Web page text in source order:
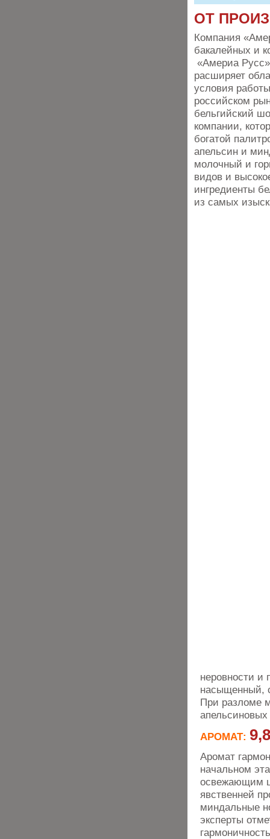
ОТ
Компания
бакалейных и
«Америа
расширяет
условия
российском
бельгийский
компании,
богатой
апельсин и
молочный и
видов и
ингредиенты
из самых
неровности и
насыщенный,
При разломе
АРОМАТ:
Аромат
начальном
освежающим
явственней
миндальные
эксперты